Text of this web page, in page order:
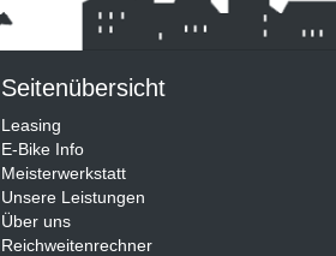
Seitenübersicht
Leasing
E-Bike Info
Meisterwerkstatt
Unsere Leistungen
Über uns
Reichweitenrechner